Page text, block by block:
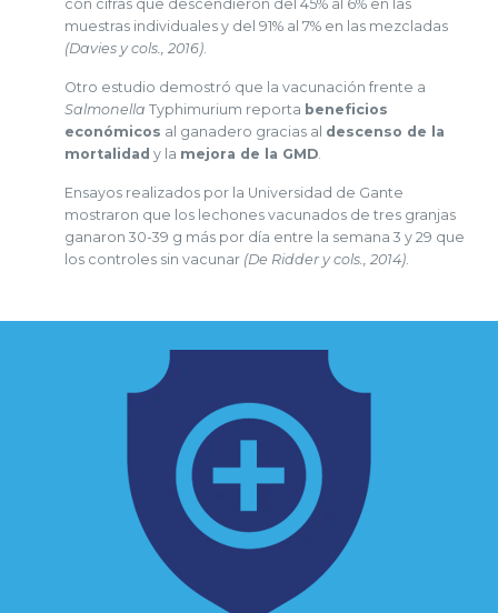
con cifras que descendieron del 45% al 6% en las
muestras individuales y del 91% al 7% en las mezcladas
(Davies y cols., 2016).
Otro estudio demostró que la vacunación frente a
Salmonella Typhimurium reporta beneficios
económicos al ganadero gracias al descenso de la
mortalidad y la mejora de la GMD.
Ensayos realizados por la Universidad de Gante
mostraron que los lechones vacunados de tres granjas
ganaron 30-39 g más por día entre la semana 3 y 29 que
los controles sin vacunar (De Ridder y cols., 2014).